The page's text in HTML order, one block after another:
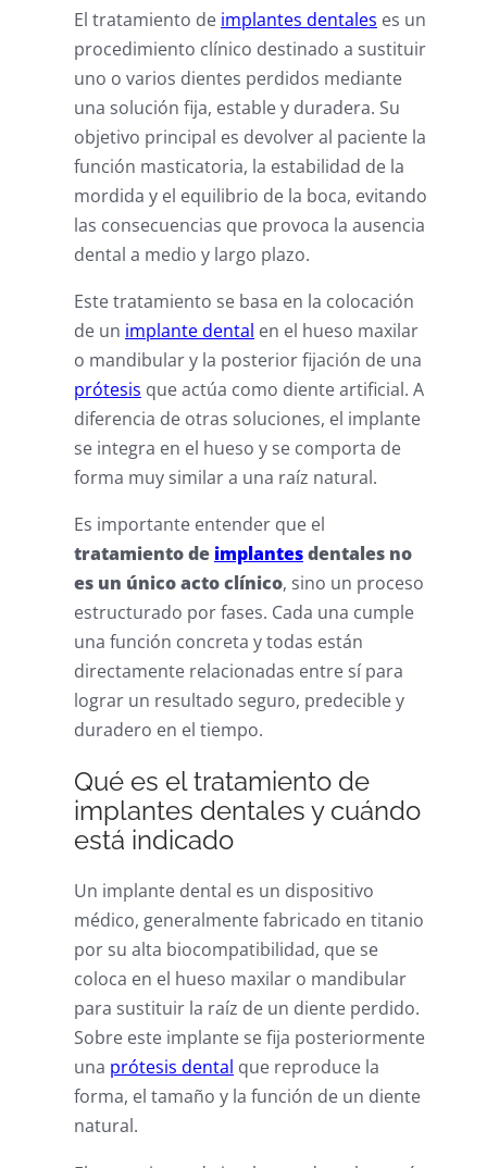
El tratamiento de implantes dentales es un
procedimiento clínico destinado a sustituir
uno o varios dientes perdidos mediante
una solución fija, estable y duradera. Su
objetivo principal es devolver al paciente la
función masticatoria, la estabilidad de la
mordida y el equilibrio de la boca, evitando
las consecuencias que provoca la ausencia
dental a medio y largo plazo.
Este tratamiento se basa en la colocación
de un implante dental en el hueso maxilar
o mandibular y la posterior fijación de una
prótesis que actúa como diente artificial. A
diferencia de otras soluciones, el implante
se integra en el hueso y se comporta de
forma muy similar a una raíz natural.
Es importante entender que el
tratamiento de implantesdentales no
es un único acto clínico, sino un proceso
estructurado por fases. Cada una cumple
una función concreta y todas están
directamente relacionadas entre sí para
lograr un resultado seguro, predecible y
duradero en el tiempo.
Qué es el tratamiento de
implantes dentales y cuándo
está indicado
Un implante dental es un dispositivo
médico, generalmente fabricado en titanio
por su alta biocompatibilidad, que se
coloca en el hueso maxilar o mandibular
para sustituir la raíz de un diente perdido.
Sobre este implante se fija posteriormente
una prótesis dental que reproduce la
forma, el tamaño y la función de un diente
natural.